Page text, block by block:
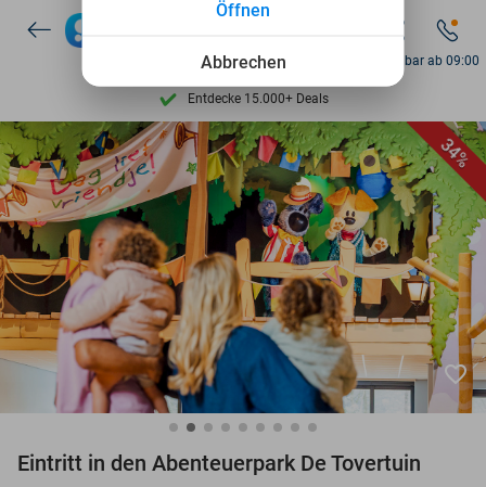
Entdecke 15.000+ Deals
7 Tage die Woche verfügbar
10+ Millionen Mitglieder
9,4 basierend auf 205.789 Bewertungen
Entdecke 15.000+ Deals
7 Tage die Woche verfügbar
10+ Millionen Mitglieder
Erreichbar ab 09:00
34%
favorite_border
Eintritt in den Abenteuerpark De Tovertuin
Abbrechen
Öffnen